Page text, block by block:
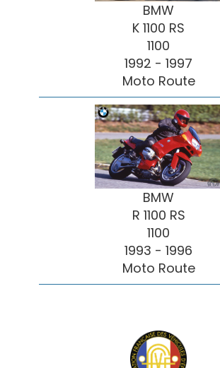
BMW
K 1100 RS
1100
1992 - 1997
Moto Route
BMW
R 1100 RS
1100
1993 - 1996
Moto Route